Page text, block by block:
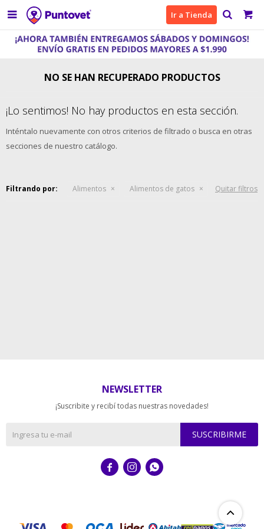
 Ir a Tienda
NO SE HAN RECUPERADO PRODUCTOS
¡Lo sentimos! No hay productos en esta sección.
Inténtalo nuevamente con otros criterios de filtrado o busca en otras
secciones de nuestro catálogo.
Filtrando por: Alimentos Alimentos de gatos Quitar filtros
NEWSLETTER
¡Suscribite y recibí todas nuestras novedades!
SUSCRIBIRME
  